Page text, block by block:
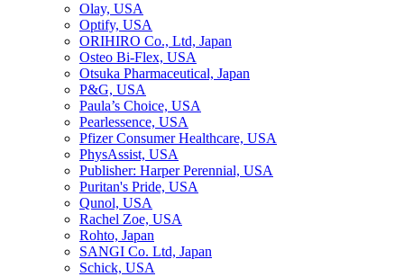
Olay, USA
Optify, USA
ORIHIRO Co., Ltd, Japan
Osteo Bi-Flex, USA
Otsuka Pharmaceutical, Japan
P&G, USA
Paula’s Choice, USA
Pearlessence, USA
Pfizer Consumer Healthcare, USA
PhysAssist, USA
Publisher: Harper Perennial, USA
Puritan's Pride, USA
Qunol, USA
Rachel Zoe, USA
Rohto, Japan
SANGI Co. Ltd, Japan
Schick, USA